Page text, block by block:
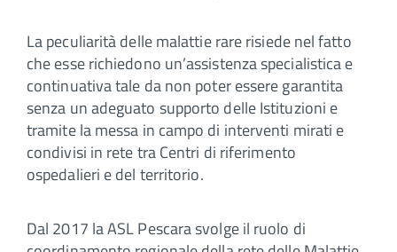
La peculiarità delle malattie rare risiede nel fatto
che esse richiedono un’assistenza specialistica e
continuativa tale da non poter essere garantita
senza un adeguato supporto delle Istituzioni e
tramite la messa in campo di interventi mirati e
condivisi in rete tra Centri di riferimento
ospedalieri e del territorio.
Dal 2017 la ASL Pescara svolge il ruolo di